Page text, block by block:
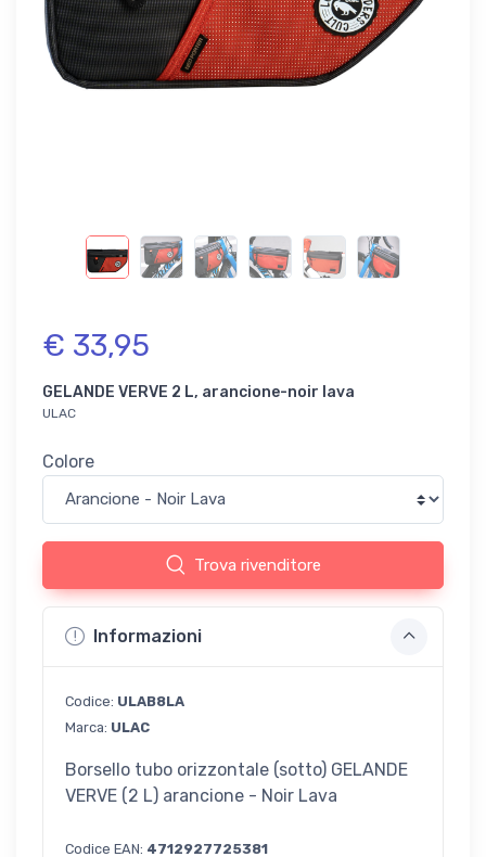
€ 33,95
GELANDE VERVE 2 L, arancione-noir lava
ULAC
Colore
Trova rivenditore
Informazioni
Codice: ULAB8LA
Marca: ULAC
Borsello tubo orizzontale (sotto) GELANDE
VERVE (2 L) arancione - Noir Lava
Codice EAN: 4712927725381